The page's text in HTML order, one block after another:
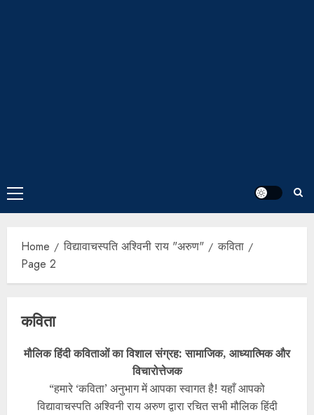
Home विद्यावाचस्पति अश्विनी राय "अरुण"
कविता
Page 2
कविता
मौलिक हिंदी कविताओं का विशाल संग्रह: सामाजिक, आध्यात्मिक और
विचारोत्तेजक
“हमारे ‘कविता’ अनुभाग में आपका स्वागत है! यहाँ आपको
विद्यावाचस्पति अश्विनी राय अरुण द्वारा रचित सभी मौलिक हिंदी